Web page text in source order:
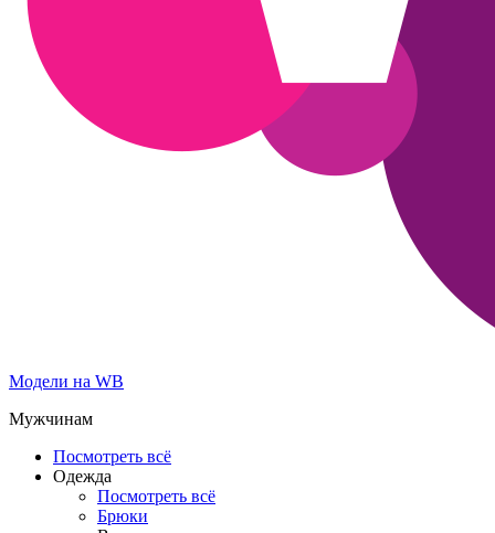
Модели на WB
Мужчинам
Посмотреть всё
Одежда
Посмотреть всё
Брюки